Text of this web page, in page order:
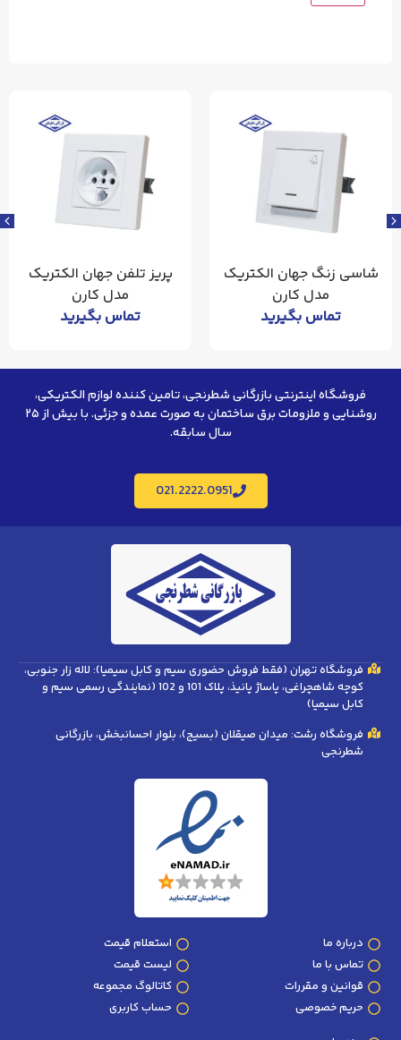
شاسی زنگ جهان الکتریک
مدل کارن
تماس بگیرید
پریز تلفن جهان الکتریک
مدل کارن
تماس بگیرید
فروشگاه اینترنتی بازرگانی شطرنجی، تامین کننده لوازم الکتریکی،
روشنایی و ملزومات برق ساختمان به صورت عمده و جزئی. با بیش از ۲۵
سال سابقه.
021.2222.0951
فروشگاه تهران (فقط فروش حضوری سیم و کابل سیمیا): لاله زار جنوبی،
کوچه شاهچراغی، پاساژ پانیذ، پلاک 101 و 102 (نمایندگی رسمی سیم و
کابل سیمیا)
فروشگاه رشت: میدان صیقلان (بسیج)، بلوار احسانبخش، بازرگانی
شطرنجی
درباره ما
تماس با ما
قوانین و مقررات
حریم خصوصی
استعلام قیمت
لیست قیمت
کاتالوگ مجموعه
حساب کاربری